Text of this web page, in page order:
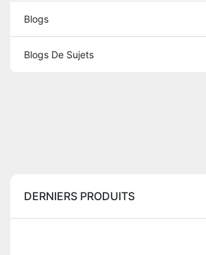
Blogs
Blogs De Sujets
DERNIERS PRODUITS